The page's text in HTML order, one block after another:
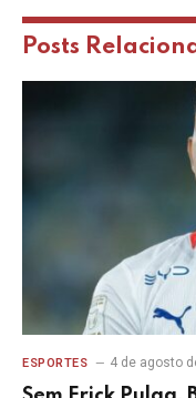
Posts
ESPORTES 4 de agosto